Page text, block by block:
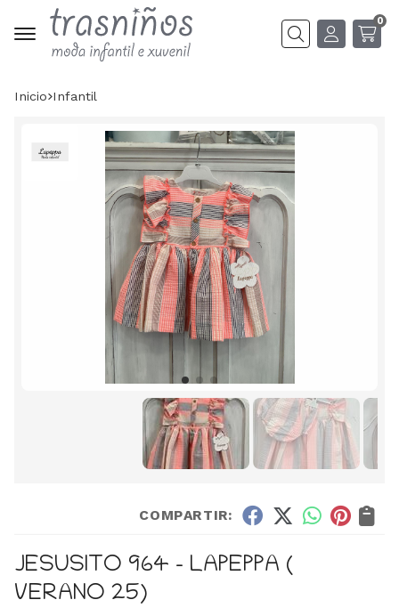
Buscar
0
Inicio infantil
COMPARTIR:
JESUSITO 964 - LAPEPPA (
VERANO 25)